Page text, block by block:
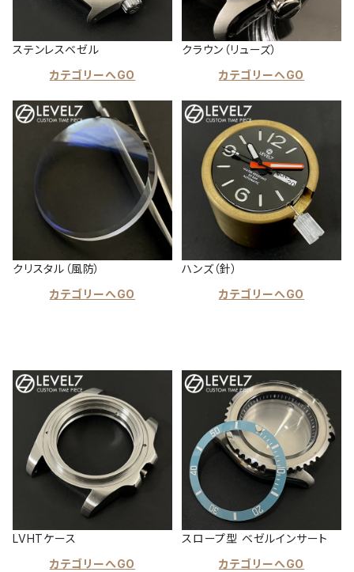
ステンレスベゼル
カテゴリーへGO
クラウン（リューズ）
カテゴリーへGO
クリスタル（風防）
カテゴリーへGO
ハンズ（針）
カテゴリーへGO
LVHTケース
カテゴリーへGO
スロープ型 ベゼルインサート
カテゴリーへGO